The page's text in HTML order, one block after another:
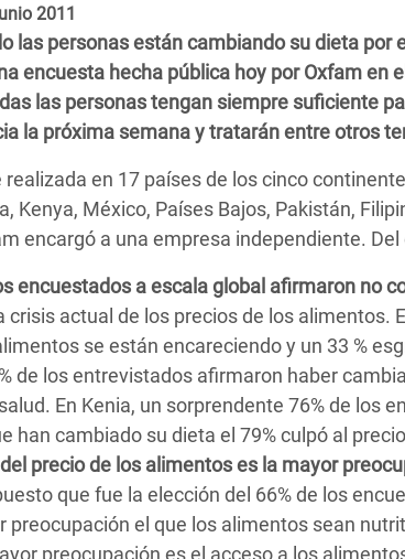
Extrema y
Básicos
Rights in a
and Justice
en África Oriental
Crisis de Personas
en Sudán del Sur
Crisis de
en Bangladesh
Crisis en Siria
Crisis en Yemen
el Sufrimiento Humano que
los Alimentos
con las violencias contra
2011
las personas están cambiando su dieta
encuesta hecha pública hoy por Oxfam en
las personas tengan siempre suficiente
la próxima semana y tratarán entre otros
en 17 países de los cinco
Kenya, México, Países Bajos, Pakistán,
encargó a una empresa independiente.
encuestados a escala global afirmaron no
crisis actual de los precios de los alimentos.
se están encareciendo y un 33 %
de los entrevistados afirmaron haber
En Kenia, un sorprendente 76% de los
han cambiado su dieta el 79% culpó al
precio de los alimentos es la mayor
que fue la elección del 66% de los
preocupación el que los alimentos sean
preocupación es el acceso a los